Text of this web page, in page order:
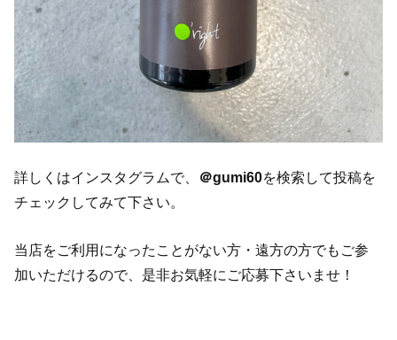
詳しくはインスタグラムで、 ＠gumi60を検索して投稿を
チェックしてみて下さい。
当店をご利用になったことがない方・遠方の方でもご参
加いただけるので、是非お気軽にご応募下さいませ！